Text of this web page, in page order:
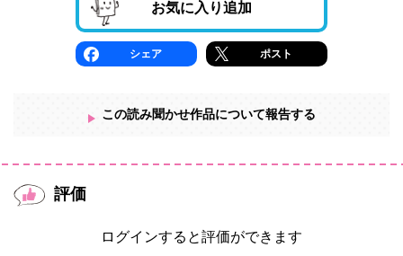
お気に入り追加
シェア ポスト
この読み聞かせ作品について報告する
評価
ログインすると評価ができます